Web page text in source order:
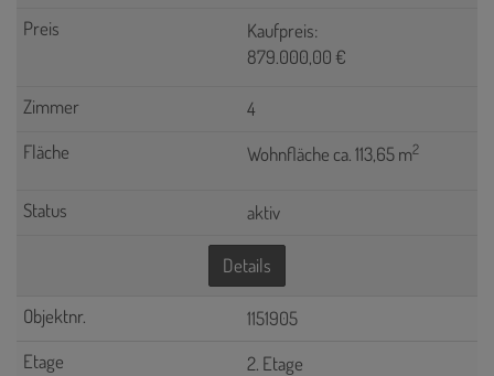
Kaufpreis:
879.000,00 €
4
Wohnfläche ca. 113,65 m2
aktiv
Details
1151905
2. Etage